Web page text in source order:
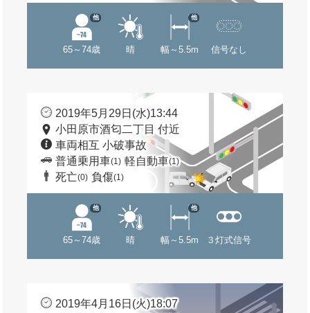
65～74歳
他
晴 幅～5.5m
他
信号なし
2019年5月29日(水)13:44
小田原市酒匂二丁目 付近
車両相互 小破事故
普通乗用車(1) 軽自動車(1)
死亡(0) 負傷(1)
65～74歳
他
晴 幅～5.5m
他
３灯式信号
2019年4月16日(火)18:07